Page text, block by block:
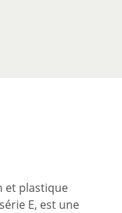
et plastique
E, est une